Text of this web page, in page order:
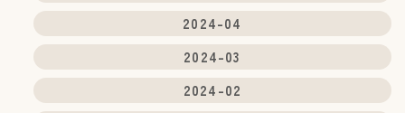
2024-04
2024-03
2024-02